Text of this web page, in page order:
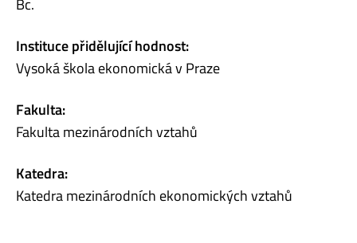
Bc.
Instituce přidělující hodnost:
Vysoká škola ekonomická v Praze
Fakulta:
Fakulta mezinárodních vztahů
Katedra:
Katedra mezinárodních ekonomických vztahů